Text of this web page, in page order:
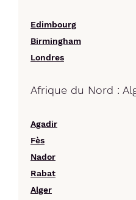
Edimbourg
Birmingham
Londres
Afrique du Nord :
Agadir
Fès
Nador
Rabat
Alger